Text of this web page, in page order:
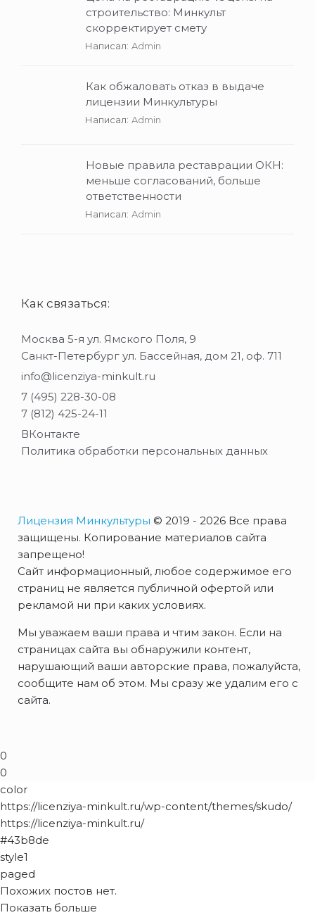
строительство: Минкульт
скорректирует смету
Написал: Admin
Как обжаловать отказ в выдаче
лицензии Минкультуры
Написал: Admin
Новые правила реставрации ОКН:
меньше согласований, больше
ответственности
Написал: Admin
Как связаться:
Москва 5-я ул. Ямского Поля, 9
Санкт-Петербург ул. Бассейная, дом 21, оф. 711
info@licenziya-minkult.ru
7 (495) 228-30-08
7 (812) 425-24-11
ВКонтакте
Политика обработки персональных данных
Лицензия Минкультуры © 2019 - 2026 Все права
защищены. Копирование материалов сайта
запрещено!
Сайт информационный, любое содержимое его
страниц не является публичной офертой или
рекламой ни при каких условиях.
Мы уважаем ваши права и чтим закон. Если на
страницах сайта вы обнаружили контент,
нарушающий ваши авторские права, пожалуйста,
сообщите нам об этом. Мы сразу же удалим его с
сайта.
0
0
color
https://licenziya-minkult.ru/wp-content/themes/skudo/
https://licenziya-minkult.ru/
#43b8de
style1
paged
Похожих постов нет.
Показать больше